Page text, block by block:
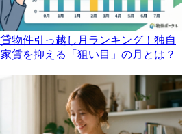
貸物件引っ越し月ランキング！独自
賃を抑える「狙い目」の月とは？